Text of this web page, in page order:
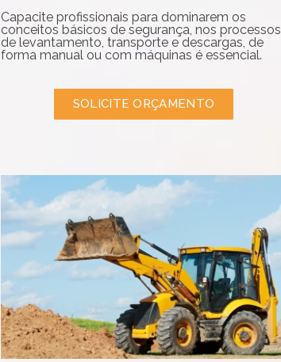
Capacite profissionais para dominarem os
conceitos básicos de segurança, nos processos
de levantamento, transporte e descargas, de
forma manual ou com máquinas é essencial.
SOLICITE ORÇAMENTO